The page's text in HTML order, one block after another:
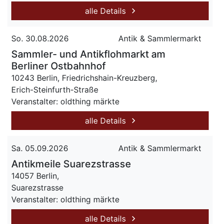
alle Details
So. 30.08.2026 Antik & Sammlermarkt
Sammler- und Antikflohmarkt am
Berliner Ostbahnhof
10243 Berlin, Friedrichshain-Kreuzberg,
Erich-Steinfurth-Straße
Veranstalter: oldthing märkte
alle Details
Sa. 05.09.2026 Antik & Sammlermarkt
Antikmeile Suarezstrasse
14057 Berlin,
Suarezstrasse
Veranstalter: oldthing märkte
alle Details